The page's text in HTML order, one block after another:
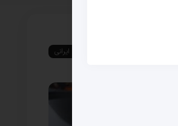
غذای ایرانی